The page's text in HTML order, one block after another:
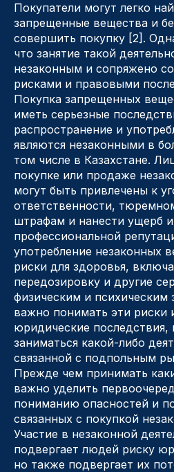
Покупатели могут легко
запрещенные вещества и
совершить покупку [2].
что занятие такой
незаконным и сопряжено
рисками и правовыми
Покупка запрещенных
иметь серьезные
распространение и
являются незаконными в
том числе в Казахстане.
покупке или продаже
могут быть привлечены к
ответственности,
штрафам и нанести ущерб
профессиональной
употребление незаконных
риски для здоровья,
передозировку и другие
физическим и психическим
важно понимать эти риски
юридические
заниматься какой-либо
связанной с подпольным
Прежде чем принимать
важно уделить
пониманию опасностей и
связанных с покупкой
Участие в незаконной
подвергает людей риску
но также подвергает их